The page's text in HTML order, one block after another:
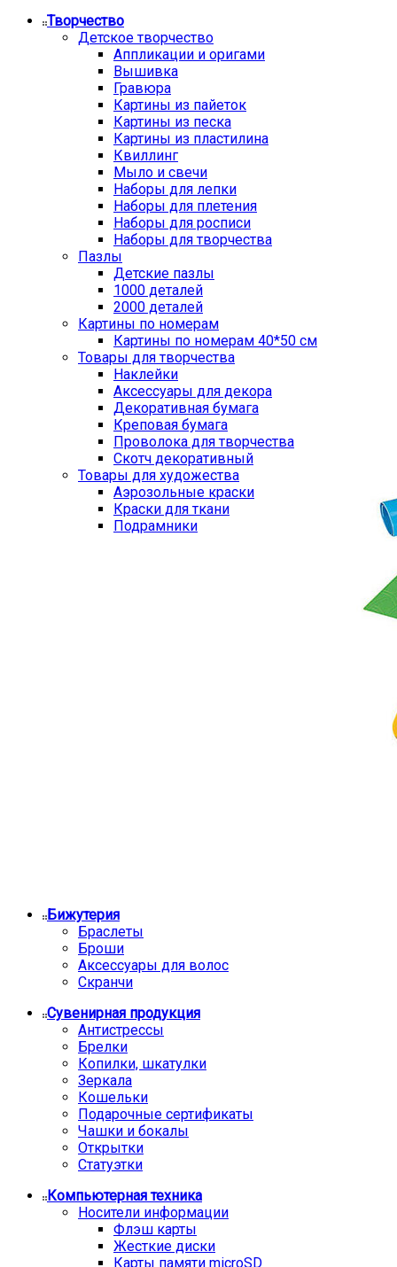
Творчество
Детское творчество
Аппликации и оригами
Вышивка
Гравюра
Картины из пайеток
Картины из песка
Картины из пластилина
Квиллинг
Мыло и свечи
Наборы для лепки
Наборы для плетения
Наборы для росписи
Наборы для творчества
Пазлы
Детские пазлы
1000 деталей
2000 деталей
Картины по номерам
Картины по номерам 40*50 см
Товары для творчества
Наклейки
Аксессуары для декора
Декоративная бумага
Креповая бумага
Проволока для творчества
Скотч декоративный
Товары для художества
Аэрозольные краски
Краски для ткани
Подрамники
Бижутерия
Браслеты
Броши
Аксессуары для волос
Скранчи
Сувенирная продукция
Антистрессы
Брелки
Копилки, шкатулки
Зеркала
Кошельки
Подарочные сертификаты
Чашки и бокалы
Открытки
Статуэтки
Компьютерная техника
Носители информации
Флэш карты
Жесткие диски
Карты памяти microSD